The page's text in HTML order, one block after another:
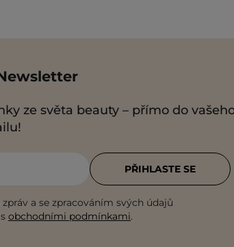
ze světa beauty – přímo do
a se zpracováním svých údajů
obchodními podmínkami.
PŘIHLASTE SE